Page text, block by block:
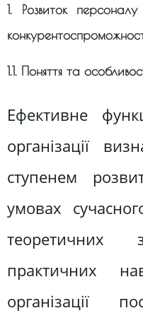
1. Розвиток
1.1. Поняття та
Ефективне
організації
ступенем
умовах
практичних
організації